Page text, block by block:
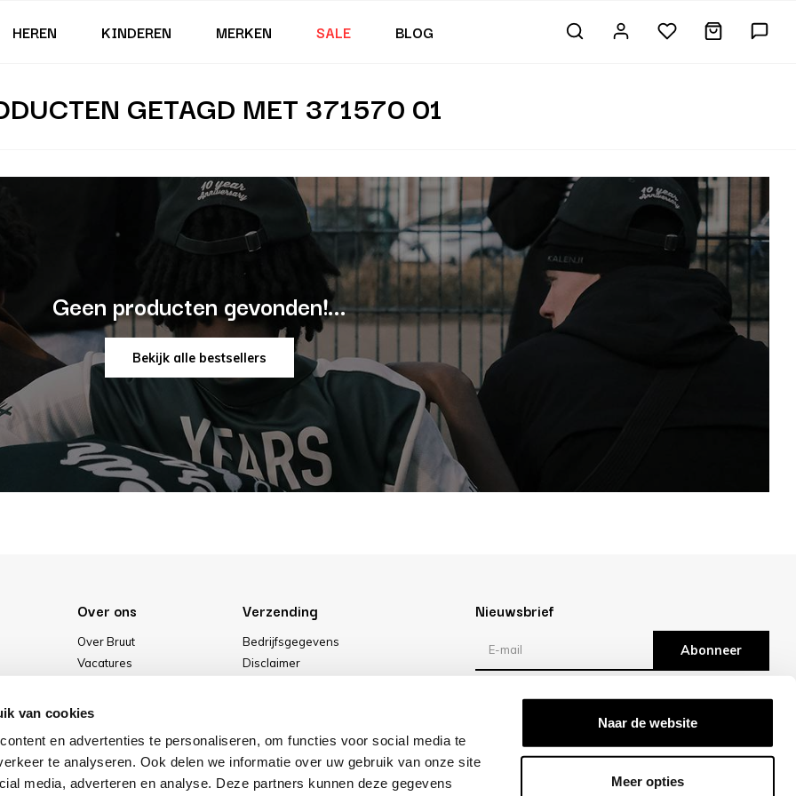
van cookies
en advertenties te personaliseren, om functies voor social media te
te analyseren. Ook delen we informatie over uw gebruik van onze site
media, adverteren en analyse. Deze partners kunnen deze gegevens
Naar de website
Meer opties
HEREN KINDEREN MERKEN SALE BLOG
GETAGD MET 371570 01
Geen producten gevonden!...
Bekijk alle bestsellers
Over ons
Over Bruut
Vacatures
Onze winkel
Verzending
Bedrijfsgegevens
Disclaimer
Nieuwsbrief
Abonneer
Reviews
/10 -klantbeoordelingen